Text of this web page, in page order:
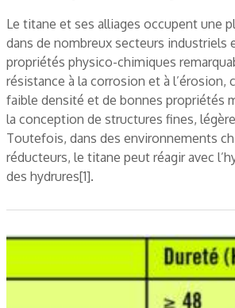
Le titane et ses alliages occupent une
dans de nombreux secteurs industriels
propriétés physico-chimiques
résistance à la corrosion et à l’érosion,
faible densité et de bonnes propriétés
la conception de structures fines,
Toutefois, dans des environnements
réducteurs, le titane peut réagir avec
des hydrures[1].